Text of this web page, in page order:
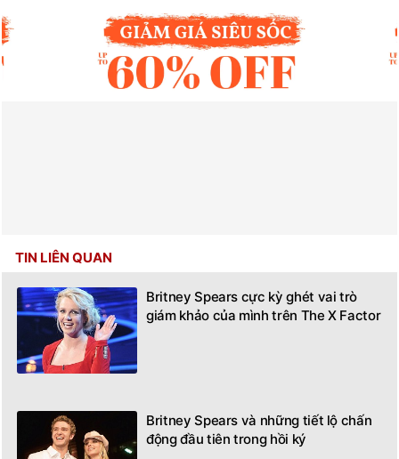
TIN LIÊN QUAN
Britney Spears cực kỳ ghét vai trò
giám khảo của mình trên The X Factor
Britney Spears và những tiết lộ chấn
động đầu tiên trong hồi ký